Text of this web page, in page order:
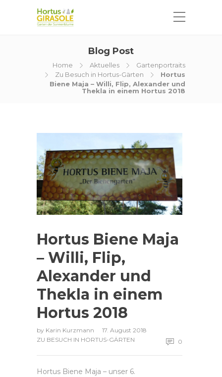
Blog Post
Home Aktuelles
Gartenportraits
Zu Besuch in Hortus-Gärten
Hortus
Biene Maja – Willi, Flip, Alexander und
Thekla in einem Hortus 2018
Hortus Biene Maja
– Willi, Flip,
Alexander und
Thekla in einem
Hortus 2018
by Karin Kurzmann
17. August 2018
ZU BESUCH IN HORTUS-GÄRTEN
0
Hortus Biene Maja – unser 6.